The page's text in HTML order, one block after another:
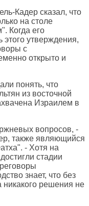
Кадер сказал, что
на столе
Когда его
этого утверждения,
с
открыто и
понять, что
из восточной
Израилем в
вопросов, -
также являющийся
- Хотя на
стадии
знает, что без
решения не